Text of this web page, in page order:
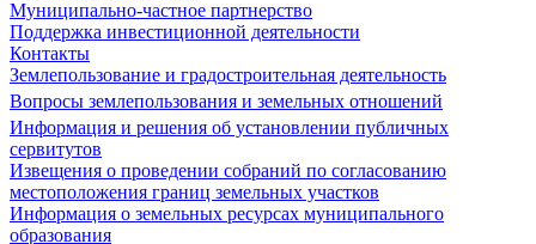
Муниципально-частное партнерство
Поддержка инвестиционной деятельности
Контакты
Землепользование и градостроительная деятельность
Вопросы землепользования и земельных отношений
Информация и решения об установлении публичных
сервитутов
Извещения о проведении собраний по согласованию
местоположения границ земельных участков
Информация о земельных ресурсах муниципального
образования